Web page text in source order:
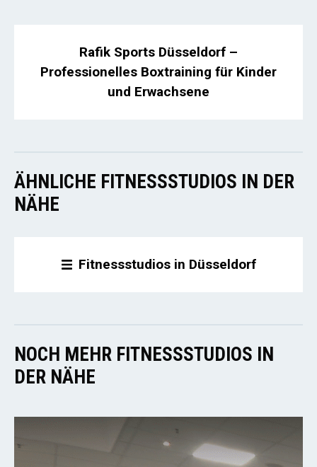
Rafik Sports Düsseldorf –
Professionelles Boxtraining für Kinder
und Erwachsene
ÄHNLICHE FITNESSSTUDIOS IN DER
NÄHE
Fitnessstudios in Düsseldorf
NOCH MEHR FITNESSSTUDIOS IN
DER NÄHE